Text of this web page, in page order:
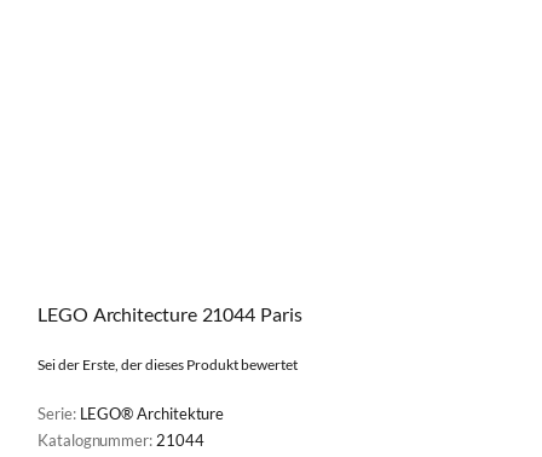
LEGO Architecture 21044 Paris
Sei der Erste, der dieses Produkt bewertet
Serie: LEGO® Architekture
Katalognummer: 21044